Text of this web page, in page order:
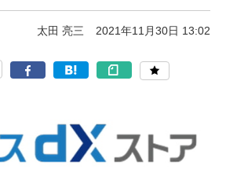
太田 亮三 2021年11月30日 13:02